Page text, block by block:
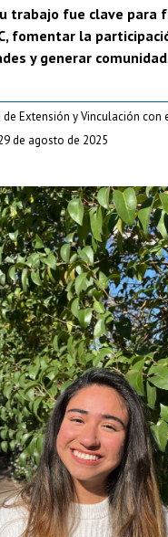
trabajo fue clave para
fomentar la
y generar comunidad
de Extensión y Vinculación con
de agosto de 2025